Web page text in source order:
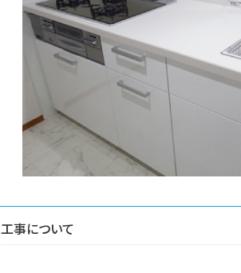
工事について